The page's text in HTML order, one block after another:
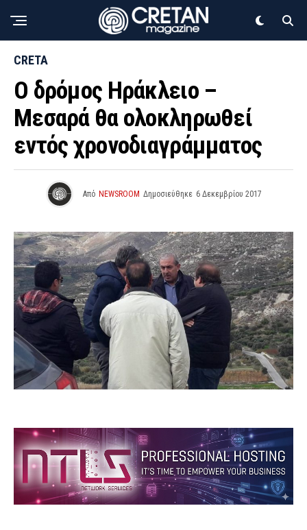
CRETA
Ο δρόμος Ηράκλειο –
Μεσαρά θα ολοκληρωθεί
εντός χρονοδιαγράμματος
Από NEWSROOM Δημοσιεύθηκε 6 Δεκεμβρίου 2017